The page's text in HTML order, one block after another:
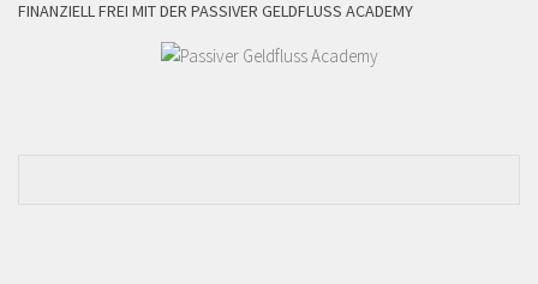
FINANZIELL FREI MIT DER PASSIVER GELDFLUSS ACADEMY